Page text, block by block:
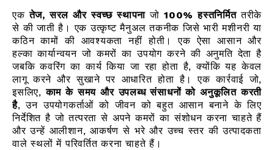
एकतेज, सरल और स्वच्छ स्थापना जो100% हस्तनिर्मिततरीके
से की जाती है। एक उत्कृष्ट मैनुअल तकनीक जिसे भारी मशीनरी या
कठिन कामों की आवश्यकता नहीं होती। एक ऐसा आसान और
हल्का कार्यान्वयन जो कमरों का उपयोग करने की अनुमति देता है
जबकि कवरिंग का कार्य किया जा रहा होता है, क्योंकि यह केवल
लागू करने और सुखाने पर आधारित होता है। एक कार्रवाई जो,
इसलिए,काम के समय और उपलब्ध संसाधनों को अनुकूलित करती
है, उन उपयोगकर्ताओं को जीवन को बहुत आसान बनाने के लिए
निर्देशित है जो तत्परता से अपने कमरों का संशोधन करना चाहते हैं
और उन्हें आलीशान, आकर्षण से भरे और उच्च स्तर की उत्पादकता
वाले स्थलों में परिवर्तित करना चाहते हैं।